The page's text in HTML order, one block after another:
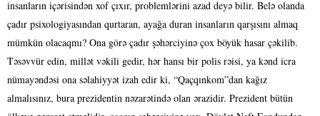
insanların içərisindən xof çıxır, problemlərini azad deyə bilir. Belə olanda
çadır psixologiyasından qurtaran, ayağa duran insanların qarşısını almaq
mümkün olacaqmı? Ona görə çadır şəhərciyinə çox böyük hasar çəkilib.
Təsəvvür edin, millət vəkili gedir, hər hansı bir polis rəisi, ya kənd icra
nümayəndəsi ona səlahiyyət izah edir ki, “Qaçqınkom”dan kağız
almalısınız, bura prezidentin nəzarətində olan ərazidir. Prezident bütün